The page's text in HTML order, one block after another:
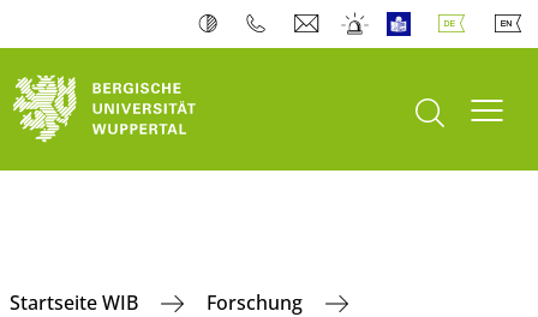
Suche öffnen
Startseite WIB
Forschung